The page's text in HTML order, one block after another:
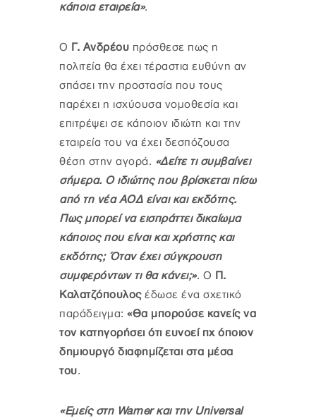
κάποια εταιρεία».
Ο Γ. Ανδρέου πρόσθεσε πως η
πολιτεία θα έχει τέραστια ευθύνη αν
σπάσει την προστασία που τους
παρέχει η ισχύουσα νομοθεσία και
επιτρέψει σε κάποιον ιδιώτη και την
εταιρεία του να έχει δεσπόζουσα
θέση στην αγορά. «Δείτε τι συμβαίνει
σήμερα. Ο ιδιώτης που βρίσκεται πίσω
από τη νέα ΑΟΔ είναι και εκδότης.
Πως μπορεί να εισπράττει δικαίωμα
κάποιος που είναι και χρήστης και
εκδότης; Όταν έχει σύγκρουση
συμφερόντων τι θα κάνει;». Ο Π.
Καλατζόπουλοςέδωσε ένα σχετικό
παράδειγμα: «Θα μπορούσε κανείς να
τον κατηγορήσει ότι ευνοεί πχ όποιον
δημιουργό διαφημίζεται στα μέσα
του.
«Εμείς στη Warner και την Universal